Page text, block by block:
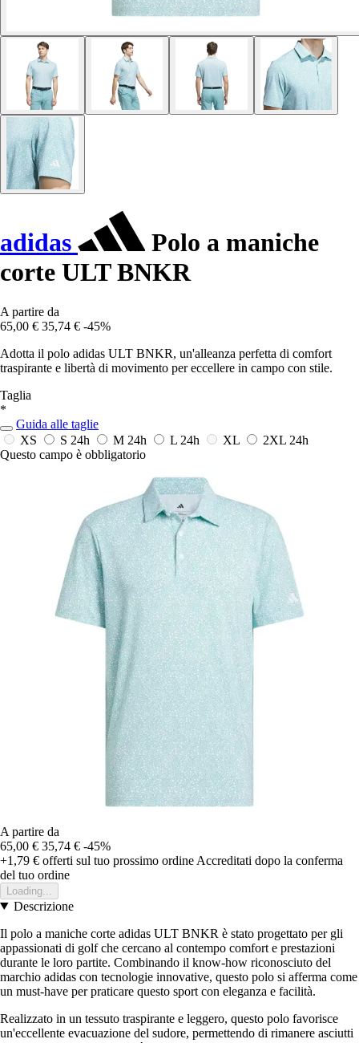
adidas
Polo a maniche
corte ULT BNKR
A partire da
65,00 € 35,74 € -45%
Adotta il polo adidas ULT BNKR, un'alleanza perfetta di comfort
traspirante e libertà di movimento per eccellere in campo con stile.
Taglia
*
Guida alle taglie
XS
S 24h M 24h L 24h XL 2XL 24h
Questo campo è obbligatorio
A partire da
65,00 € 35,74 € -45%
+1,79 € offerti sul tuo prossimo ordine Accreditati dopo la conferma
del tuo ordine
Loading...
Descrizione
Il polo a maniche corte adidas ULT BNKR è stato progettato per gli
appassionati di golf che cercano al contempo comfort e prestazioni
durante le loro partite. Combinando il know-how riconosciuto del
marchio adidas con tecnologie innovative, questo polo si afferma come
un must-have per praticare questo sport con eleganza e facilità.
Realizzato in un tessuto traspirante e leggero, questo polo favorisce
un'eccellente evacuazione del sudore, permettendo di rimanere asciutti